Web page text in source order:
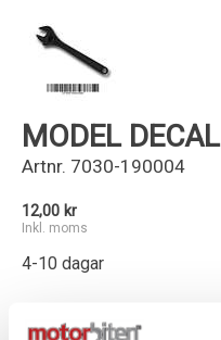
MODEL DECAL
Artnr. 7030-190004
12,00 kr
Inkl. moms
4-10 dagar